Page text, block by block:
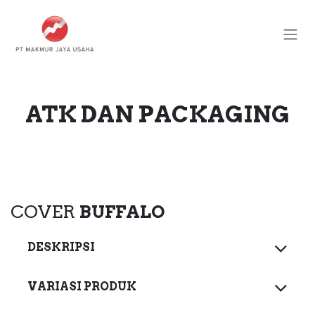
ATK DAN PACKAGING
COVER BUFFALO
DESKRIPSI
VARIASI PRODUK